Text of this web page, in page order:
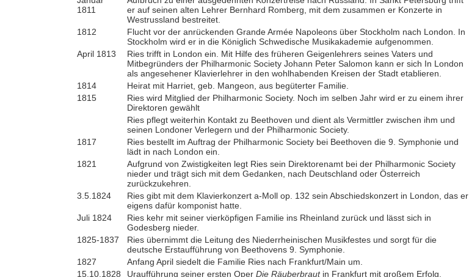
1811
er auf seinen alten Lehrer Bernhard Romberg, mit dem zusammen er Konzerte in
Westrussland bestreitet.
1812
Flucht vor der anrückenden Grande Armée Napoleons über Stockholm nach London. In
Stockholm wird er in die Königlich Schwedische Musikakademie aufgenommen.
April 1813
Ries trifft in London ein. Mit Hilfe des früheren Geigenlehrers seines Vaters und
Mitbegründers der Philharmonic Society Johann Peter Salomon kann er sich In London
als angesehener Klavierlehrer in den wohlhabenden Kreisen der Stadt etablieren.
1814
Heirat mit Harriet, geb. Mangeon, aus begüterter Familie.
1815
Ries wird Mitglied der Philharmonic Society. Noch im selben Jahr wird er zu einem ihrer
Direktoren gewählt
Ries pflegt weiterhin Kontakt zu Beethoven und dient als Vermittler zwischen ihm und
seinen Londoner Verlegern und der Philharmonic Society.
1817
Ries bestellt im Auftrag der Philharmonic Society bei Beethoven die 9. Symphonie und
lädt in nach London ein.
1821
Aufgrund von Zwistigkeiten legt Ries sein Direktorenamt bei der Philharmonic Society
nieder und trägt sich mit dem Gedanken, nach Deutschland oder Österreich
zurückzukehren.
3.5.1824
Ries gibt mit dem Klavierkonzert a-Moll op. 132 sein Abschiedskonzert in London, das er
eigens dafür komponist hatte.
Juli 1824
Ries kehr mit seiner vierköpfigen Familie ins Rheinland zurück und lässt sich in
Godesberg nieder.
1825-1837
Ries übernimmt die Leitung des Niederrheinischen Musikfestes und sorgt für die
deutsche Erstaufführung von Beethovens 9. Symphonie.
1827
Anfang April siedelt die Familie Ries nach Frankfurt/Main um.
15.10.1828
Uraufführung seiner ersten Oper Die Räuberbrautin Frankfurt mit großem Erfolg.